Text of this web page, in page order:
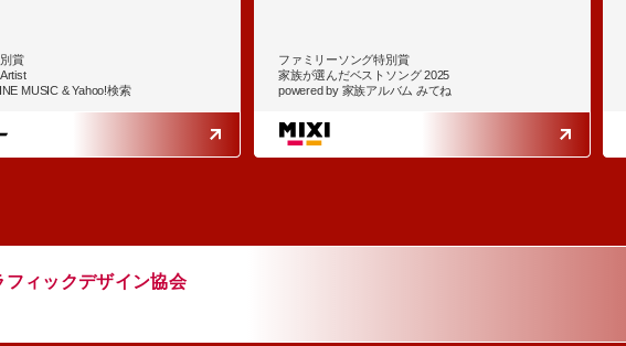
賞
MUSIC & Yahoo!検索
ファミリーソング特別賞
家族が選んだベストソング 2025
powered by 家族アルバム みてね
ィックデザイン協会